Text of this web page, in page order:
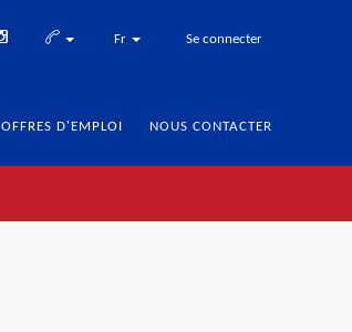
Fr Se connecter
OFFRES D'EMPLOI NOUS CONTACTER